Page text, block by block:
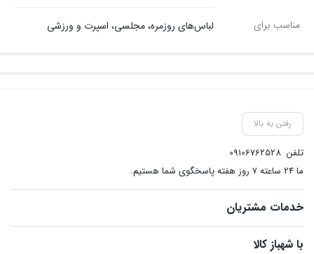
مناسب برای لباس‌های روزمره، مجلسی، اسپرت و ورزشی
رفتن به بالا
تلفن 09106762528
ما ۲۴ ساعته ۷ روز هفته پاسخگوی شما هستیم.
خدمات مشتریان
با شهباز کالا